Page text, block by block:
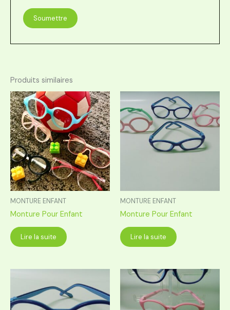
Produits similaires
MONTURE ENFANT
Monture Pour Enfant
Lire la suite
MONTURE ENFANT
Monture Pour Enfant
Lire la suite